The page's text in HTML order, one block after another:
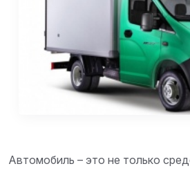
Автомобиль – это не только